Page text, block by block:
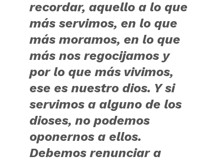
recordar, aquello a lo que
más servimos, en lo que
más moramos, en lo que
más nos regocijamos y
por lo que más vivimos,
ese es nuestro dios. Y si
servimos a alguno de los
dioses, no podemos
oponernos a ellos.
Debemos renunciar a